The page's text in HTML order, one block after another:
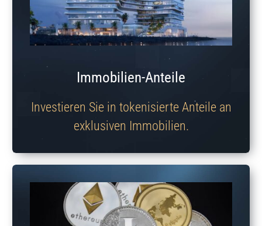
Immobilien-Anteile
Investieren Sie in tokenisierte Anteile an
exklusiven Immobilien.